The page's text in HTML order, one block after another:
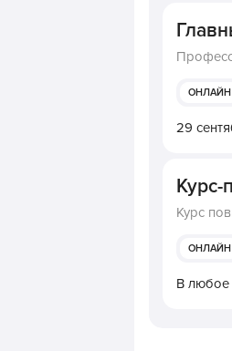
ОНЛАЙН
29
Курс-
Курс
ОНЛАЙН
В любое